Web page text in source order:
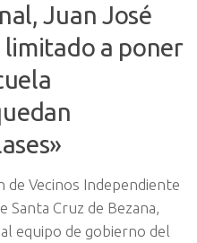
Juan José
limitado a poner
de Vecinos Independiente
Santa Cruz de Bezana,
equipo de gobierno del